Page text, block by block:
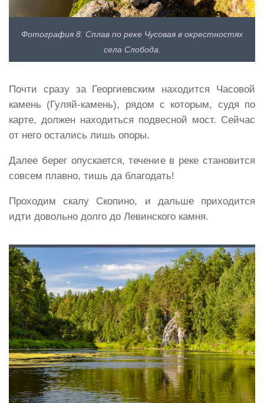
Фотография 8. Сплав по реке Чусовая в окрестностях
села Слобода.
Почти сразу за Георгиевским находится Часовой
камень (Гуляй-камень), рядом с которым, судя по
карте, должен находиться подвесной мост. Сейчас
от него остались лишь опоры.
Далее берег опускается, течение в реке становится
совсем плавно, тишь да благодать!
Проходим скалу Скопино, и дальше приходится
идти довольно долго до Левинского камня.